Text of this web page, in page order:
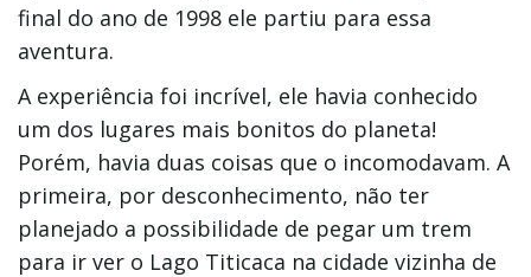
final do ano de 1998 ele partiu para essa
aventura.
A experiência foi incrível, ele havia conhecido
um dos lugares mais bonitos do planeta!
Porém, havia duas coisas que o incomodavam. A
primeira, por desconhecimento, não ter
planejado a possibilidade de pegar um trem
para ir ver o Lago Titicaca na cidade vizinha de